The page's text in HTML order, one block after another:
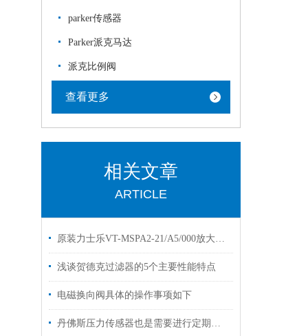
parker传感器
Parker派克马达
派克比例阀
查看更多
相关文章
ARTICLE
原装力士乐VT-MSPA2-21/A5/000放大器库存选购
浅谈贺德克过滤器的5个主要性能特点
电磁换向阀具体的操作事项如下
丹佛斯压力传感器也是需要进行定期维护与检查的